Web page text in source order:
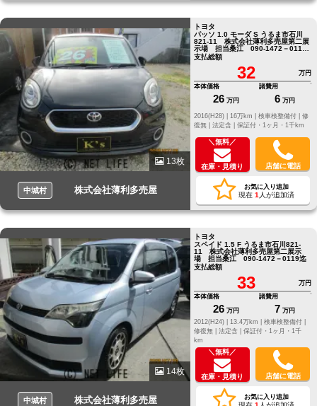
13枚
中城村 株式会社薄利多売屋
トヨタ
パッソ 1.0 モーダ S うるま市石川
821-11 株式会社薄利多売屋第二展
示場 担当桑江 090-1472－0119
迄
支払総額
32
万円
本体価格
26 万円
諸費用
6 万円
修
復無 | 法定含 | 保証付・1ヶ月・1千km
＼無料／
在庫・見積り 店舗に電話
お気に入り追加
現在 1 人が追加済
14枚
中城村 株式会社薄利多売屋
トヨタ
スペイド 1.5 F うるま市石川821-
11 株式会社薄利多売屋第二展示
場 担当桑江 090-1472－0119迄
支払総額
33
万円
本体価格
26 万円
諸費用
7 万円
2012(H24) |
13.4万km |
検車検整備付 |
修復無 | 法定含 | 保証付・1ヶ月・1千
km
＼無料／
在庫・見積り 店舗に電話
お気に入り追加